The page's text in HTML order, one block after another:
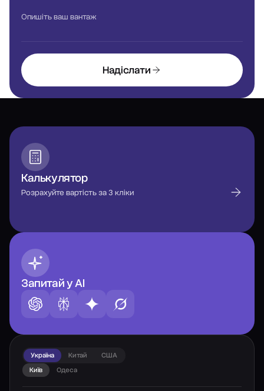
Опишіть ваш вантаж
Надіслати
Калькулятор
Розрахуйте вартість за 3 кліки
Запитай у AI
Україна Китай
США
Київ
Одеса